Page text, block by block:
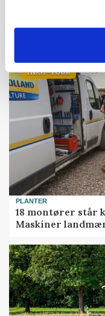
HØST-TOUR
PLANTER
18 montører står
Maskiner